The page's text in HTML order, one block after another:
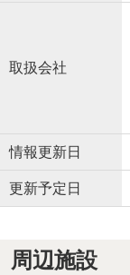
取扱会社
情報更新日
更新予定日
周辺施設